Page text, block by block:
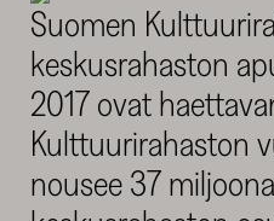
Suomen
keskusrahaston
2017 ovat
Kulttuurirahaston
nousee 37